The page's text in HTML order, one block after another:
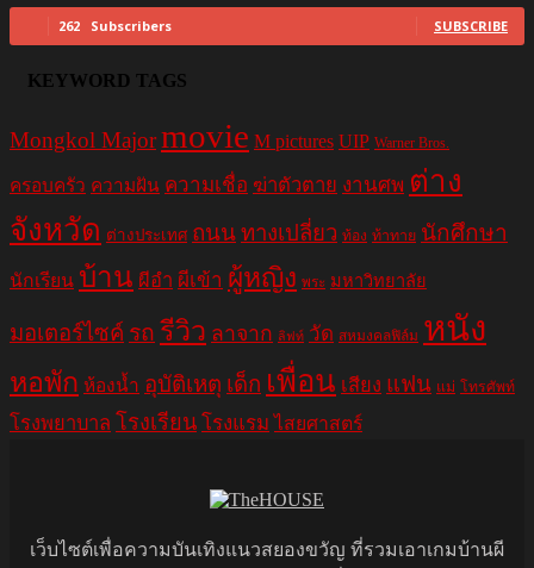
262 Subscribers SUBSCRIBE
KEYWORD TAGS
Mongkol Majormovie M pictures UIP Warner Bros.
ครอบครัว ความฝัน ความเชื่อ ฆ่าตัวตาย งานศพ ต่าง
จังหวัด ต่างประเทศ ถนนทางเปลี่ยว ท้อง ท้าทาย นักศึกษา
นักเรียน บ้าน ผีอำ ผีเข้า ผู้หญิง พระ มหาวิทยาลัย
มอเตอร์ไซค์ รถ รีวิว ลาจาก ลิฟท์ วัด สหมงคลฟิล์ม หนัง
หอพัก ห้องน้ำ อุบัติเหตุ เด็ก เพื่อน เสียง แฟน แม่ โทรศัพท์
โรงพยาบาล โรงเรียน โรงแรม ไสยศาสตร์
เว็บไซต์เพื่อความบันเทิงแนวสยองขวัญ ที่รวมเอาเกมบ้านผี